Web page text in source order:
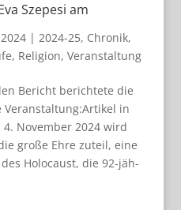
Szepesi am
| 2024-25, Chronik,
, Religion, Veranstaltung
Bericht berich­tete die
Veranstaltung:Artikel in
4. Novem­ber 2024 wird
große Ehre zuteil, eine
Holo­caust, die 92-jäh­